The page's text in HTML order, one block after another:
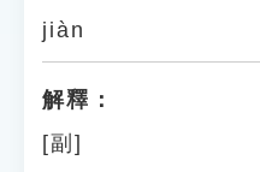
jiàn
解釋：
[副]